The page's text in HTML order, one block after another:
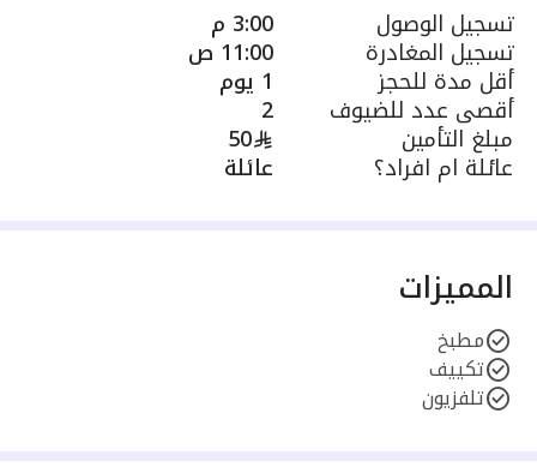
تسجيل الوصول 3:00 م
تسجيل المغادرة 11:00 ص
أقل مدة للحجز 1 يوم
أقصى عدد للضيوف 2
مبلغ التأمين 50
عائلة ام افراد؟ عائلة
المميزات
مطبخ
تكييف
تلفزيون